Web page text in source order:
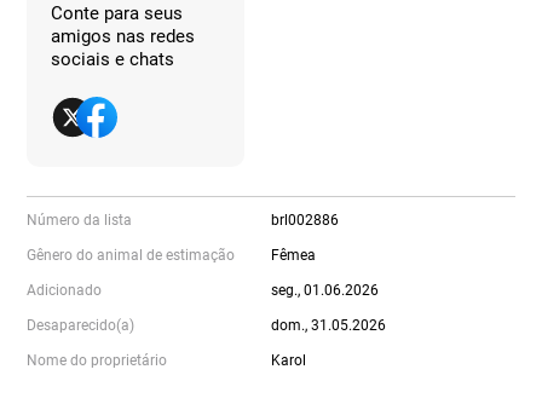
Conte para seus
amigos nas redes
sociais e chats
Número da lista brl002886
Gênero do animal de estimação Fêmea
Adicionado seg., 01.06.2026
Desaparecido(a) dom., 31.05.2026
Nome do proprietário Karol